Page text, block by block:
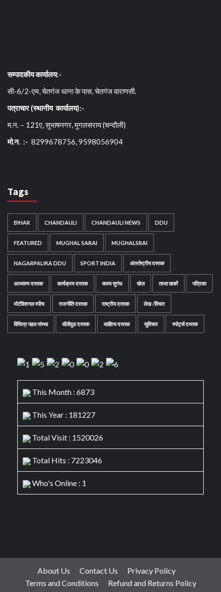
सम्पादकीय कार्यालय:-
सी-6/2-एम, चेतगंज थाना के पास, चेतगंज वाराणसी.
पत्राचार (स्थानीय कार्यालय):-
म.न. – 121ए, सुभाषनगर, मुगलसराय (चन्दौली)
मो.न. :- 8299678756, 9598056904
Tags
BIHAR CHANDAULI CHANDAULI NEWS DDU
FEATURED MUGHAL SARAI MUGHALSRAI
NAGARPALIKA DDU SPORT INDIA अंतर्राष्ट्रीय दस्तक
आध्यात्म दस्तक कार्यक्रम दस्तक काव्य सुगंध खेल ताजा खबरें पत्रिका
मोटीवेशनल स्पीच राजनीति दस्तक राष्ट्रीय दस्तक लेख /विचार
विचित्र पहल संस्था वॉलीवुड दस्तक साहित्य दस्तक सुविचार स्पोर्ट्स दस्तक
This Month : 6873
This Year : 181227
Total Visit : 1520026
Total Hits : 7223046
Who's Online : 1
About Us Contact Us
Privacy Policy
Terms and Conditions
Refund and Returns Policy